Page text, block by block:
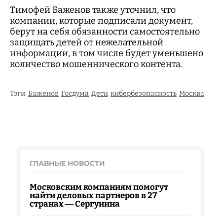
Тимофей Баженов также уточнил, что
компании, которые подписали документ,
берут на себя обязанности самостоятельно
защищать детей от нежелательной
информации, в том числе будет уменьшено
количество мошеннического контента.
Тэги: Баженов Госдума Дети кибербезопасность Москва
ГЛАВНЫЕ НОВОСТИ
Московским компаниям помогут
найти деловых партнеров в 27
странах — Сергунина